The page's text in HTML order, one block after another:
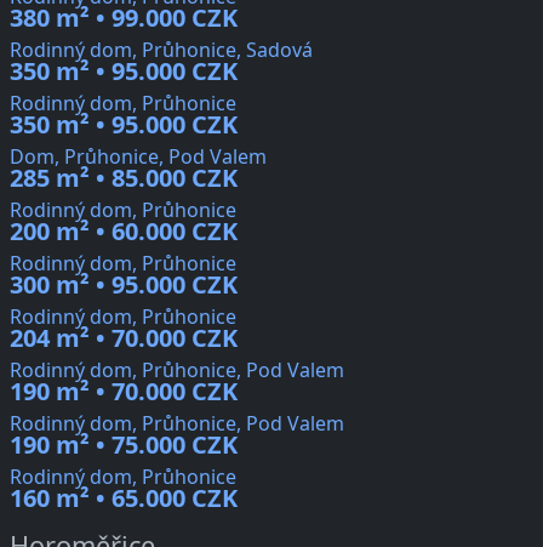
380 m² • 99.000 CZK
Rodinný dom, Průhonice, Sadová
350 m² • 95.000 CZK
Rodinný dom, Průhonice
350 m² • 95.000 CZK
Dom, Průhonice, Pod Valem
285 m² • 85.000 CZK
Rodinný dom, Průhonice
200 m² • 60.000 CZK
Rodinný dom, Průhonice
300 m² • 95.000 CZK
Rodinný dom, Průhonice
204 m² • 70.000 CZK
Rodinný dom, Průhonice, Pod Valem
190 m² • 70.000 CZK
Rodinný dom, Průhonice, Pod Valem
190 m² • 75.000 CZK
Rodinný dom, Průhonice
160 m² • 65.000 CZK